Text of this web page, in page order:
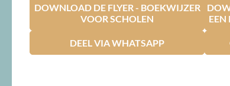
DOWNLOAD DE FLYER - BOEKWIJZER
VOOR SCHOLEN
EEN
DEEL VIA WHATSAPP